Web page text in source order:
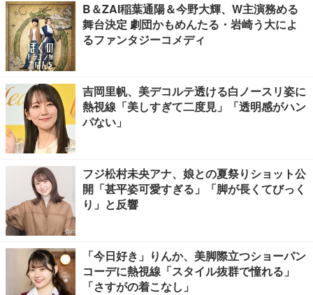
B＆ZAI稲葉通陽＆今野大輝、W主演務める
舞台決定 劇団かもめんたる・岩崎う大によ
るファンタジーコメディ
吉岡里帆、美デコルテ透ける白ノースリ姿に
熱視線「美しすぎて二度見」「透明感がハン
パない」
フジ松村未央アナ、娘との夏祭りショット公
開「甚平姿可愛すぎる」「脚が長くてびっく
り」と反響
「今日好き」りんか、美脚際立つショーパン
コーデに熱視線「スタイル抜群で憧れる」
「さすがの着こなし」